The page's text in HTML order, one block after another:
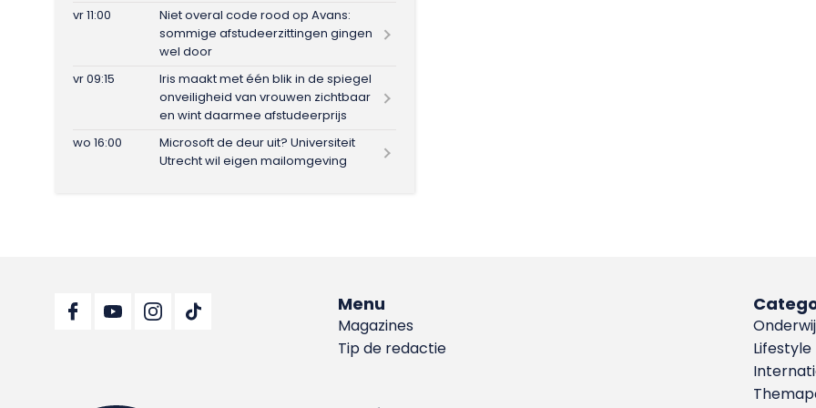
vr 11:00
Niet overal code rood op Avans:
sommige afstudeerzittingen gingen
wel door
vr 09:15
Iris maakt met één blik in de spiegel
onveiligheid van vrouwen zichtbaar
en wint daarmee afstudeerprijs
wo 16:00
Microsoft de deur uit? Universiteit
Utrecht wil eigen mailomgeving
Menu
Magazines
Tip de redactie
Lifestyle